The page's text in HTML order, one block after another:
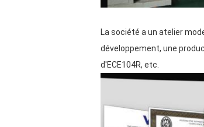
La société a un atelier
développement, une
d'ECE104R, etc.